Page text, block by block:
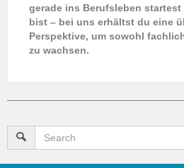
gerade ins Berufsleben
bist – bei uns erhältst du eine
Perspektive, um sowohl
zu wachsen.